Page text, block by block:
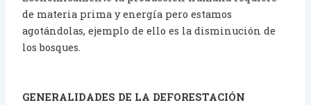
de materia prima y energía pero estamos
agotándolas, ejemplo de ello es la disminución de
los bosques.
GENERALIDADES DE LA DEFORESTACIÓN